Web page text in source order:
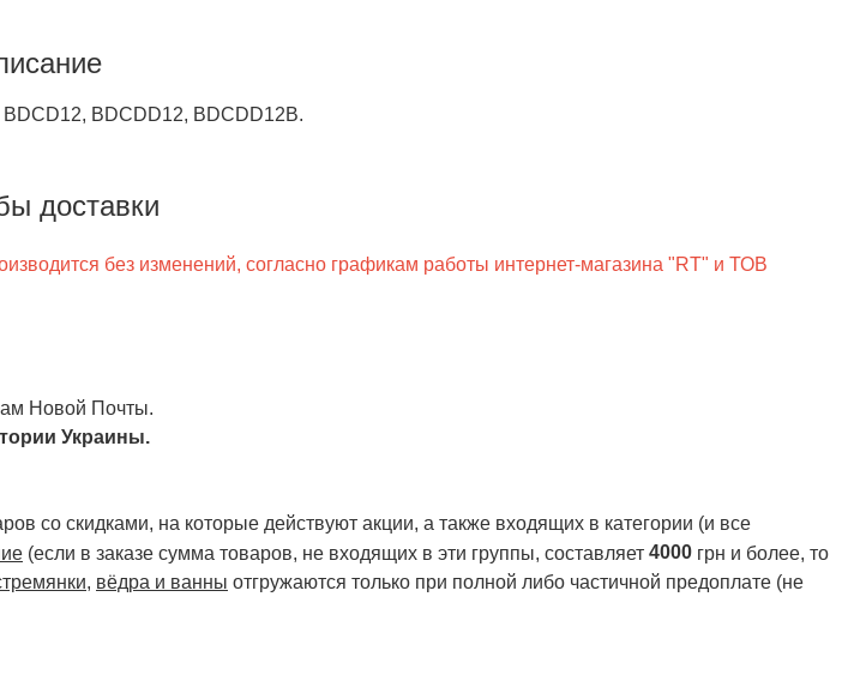
BDCD12, BDCDD12, BDCDD12B.
доставки
без изменений, согласно графикам работы интернет-магазина "RT" и ТОВ
Новой Почты.
Украины.
со скидками, на которые действуют акции, а также входящих в категории (и все
(если в заказе сумма товаров, не входящих в эти группы, составляет 4000 грн и более, то
, вёдра и ванны отгружаются только при полной либо частичной предоплате (не